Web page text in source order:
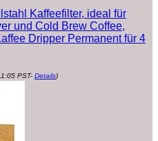
Kaffeefilter, ideal für
und Cold Brew Coffee,
Dripper Permanent für 4
PST- Details)